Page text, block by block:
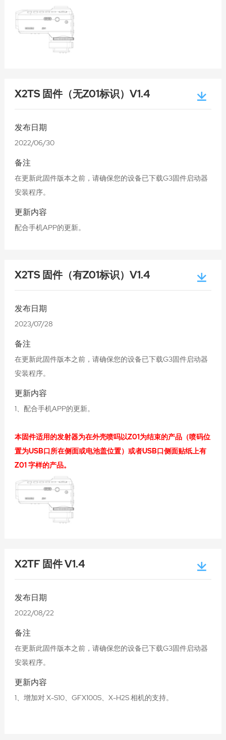
X2TS 固件（无Z01标识）V1.4
发布日期
2022/06/30
备注
在更新此固件版本之前，请确保您的设备已下载G3固件启动器
安装程序。
更新内容
配合手机APP的更新。
X2TS 固件（有Z01标识）V1.4
发布日期
2023/07/28
备注
在更新此固件版本之前，请确保您的设备已下载G3固件启动器
安装程序。
更新内容
1、配合手机APP的更新。
本固件适用的发射器为在外壳喷吗以Z01为结束的产品（喷码位
置为USB口所在侧面或电池盖位置）或者USB口侧面贴纸上有
Z01 字样的产品。
X2TF 固件 V1.4
发布日期
2022/08/22
备注
在更新此固件版本之前，请确保您的设备已下载G3固件启动器
安装程序。
更新内容
1、增加对 X-S10、GFX100S、X-H2S 相机的支持。